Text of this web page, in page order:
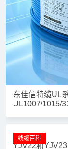
东佳信特缆UL
UL1007/1015/
线缆百科